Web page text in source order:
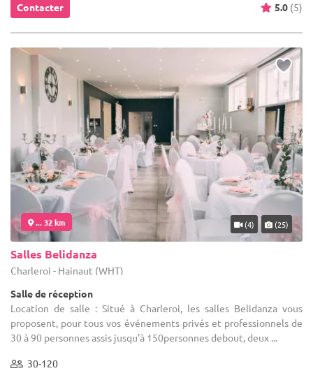
Contacter 5.0 (5)
... 32 km (4) (25)
Salles Belidanza
Charleroi - Hainaut (WHT)
Salle de réception
Location de salle : Situé à Charleroi, les salles Belidanza vous
proposent, pour tous vos événements privés et professionnels de
30 à 90 personnes assis jusqu'à 150personnes debout, deux ...
30-120